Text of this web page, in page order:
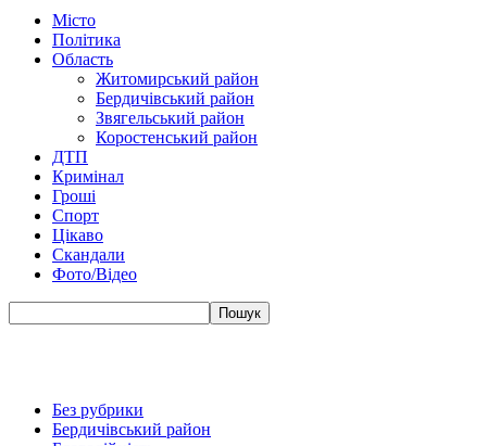
Місто
Політика
Область
Житомирський район
Бердичівський район
Звягельський район
Коростенський район
ДТП
Кримінал
Гроші
Спорт
Цікаво
Скандали
Фото/Відео
Без рубрики
Бердичівський район